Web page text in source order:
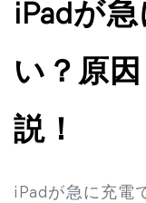
iPadが
い？原
説！
iPadが急に充電